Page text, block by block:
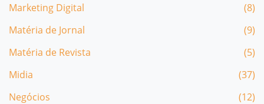
Marketing Digital
(8)
Matéria de Jornal
(9)
Matéria de Revista
(5)
Midia
(37)
Negócios
(12)